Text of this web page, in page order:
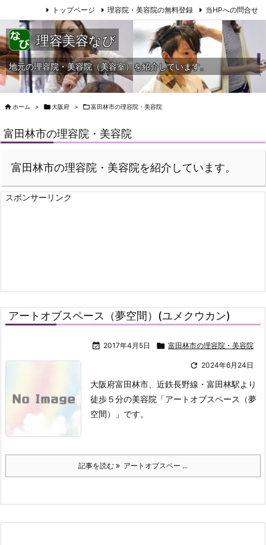
トップページ 理容院・美容院の無料登録 当HPへの問合せ
理容美容なび
地元の理容院・美容院（美容室）を紹介しています。
 ホーム > 大阪府 > 富田林市の理容院・美容院
富田林市の理容院・美容院
富田林市の理容院・美容院を紹介しています。
スポンサーリンク
アートオブスペース（夢空間）(ユメクウカン)
 2017年4月5日  富田林市の理容院・美容院
 2024年6月24日
大阪府富田林市、近鉄長野線・富田林駅より
徒歩５分の美容院「アートオブスペース（夢
空間）」です。
記事を読む アートオブスペー ...